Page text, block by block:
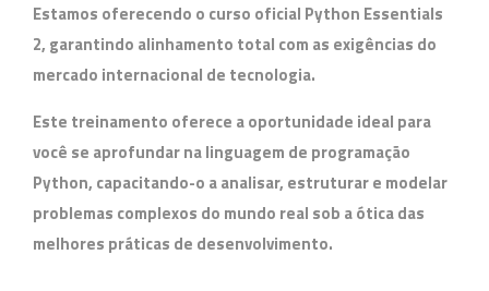
Estamos oferecendo o curso oficial Python Essentials
2, garantindo alinhamento total com as exigências do
mercado internacional de tecnologia.
Este treinamento oferece a oportunidade ideal para
você se aprofundar na linguagem de programação
Python, capacitando-o a analisar, estruturar e modelar
problemas complexos do mundo real sob a ótica das
melhores práticas de desenvolvimento.